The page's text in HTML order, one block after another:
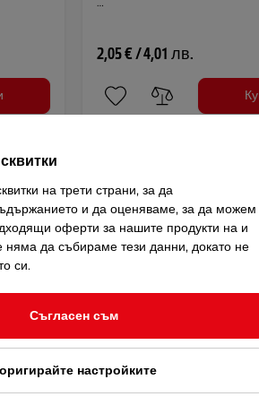
2,05 € / 4,01 лв.
на трети страни, за да
и да оценяваме, за да можем
оферти за нашите продукти на и
няма да събираме тези данни, докато не
си.
Съгласен съм
настройките